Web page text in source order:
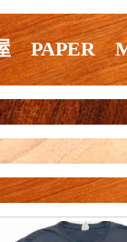
PAPER